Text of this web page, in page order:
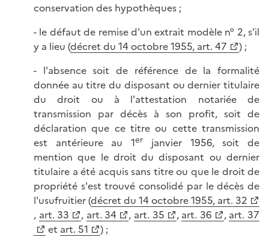
conservation des hypothèques ;
- le défaut de remise d'un extrait modèle n° 2, s'il
y a lieu (décret du 14 octobre 1955, art. 47
) ;
- l'absence soit de référence de la formalité
donnée au titre du disposant ou dernier titulaire
du droit ou à l'attestation notariée de
transmission par décès à son profit, soit de
déclaration que ce titre ou cette transmission
est antérieure au 1er
janvier 1956, soit de
mention que le droit du disposant ou dernier
titulaire a été acquis sans titre ou que le droit de
propriété s'est trouvé consolidé par le décès de
l'usufruitier (décret du 14 octobre 1955, art. 32
, art. 33 , art. 34 , art. 35 , art. 36 , art. 37
et art. 51
) ;